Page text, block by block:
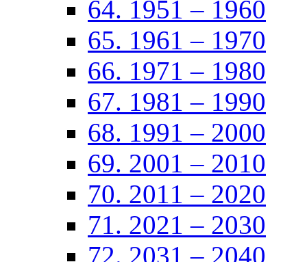
64. 1951 – 1960
65. 1961 – 1970
66. 1971 – 1980
67. 1981 – 1990
68. 1991 – 2000
69. 2001 – 2010
70. 2011 – 2020
71. 2021 – 2030
72. 2031 – 2040